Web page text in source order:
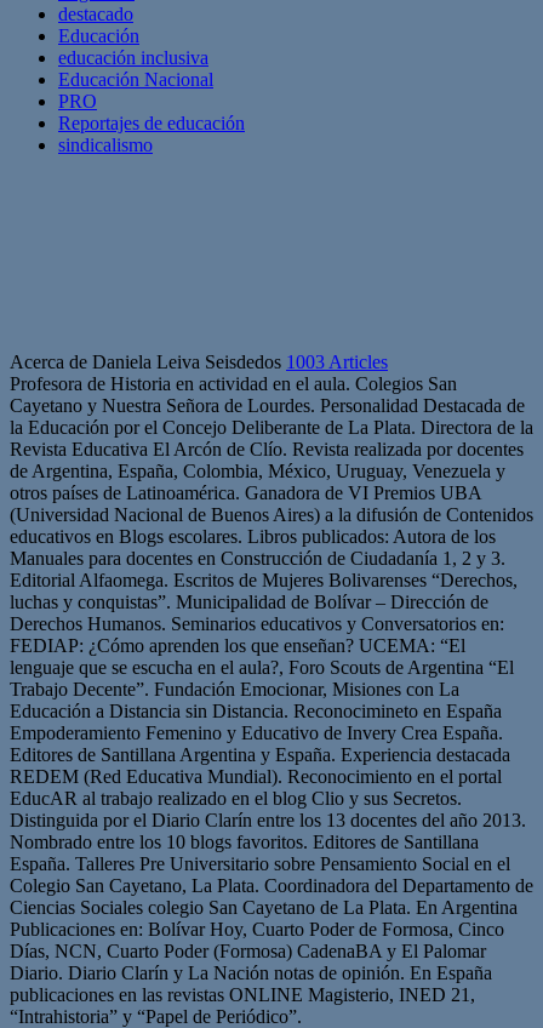
destacado
Educación
educación inclusiva
Educación Nacional
PRO
Reportajes de educación
sindicalismo
Acerca de Daniela Leiva Seisdedos 1003 Articles
Profesora de Historia en actividad en el aula. Colegios San
Cayetano y Nuestra Señora de Lourdes. Personalidad Destacada de
la Educación por el Concejo Deliberante de La Plata. Directora de la
Revista Educativa El Arcón de Clío. Revista realizada por docentes
de Argentina, España, Colombia, México, Uruguay, Venezuela y
otros países de Latinoamérica. Ganadora de VI Premios UBA
(Universidad Nacional de Buenos Aires) a la difusión de Contenidos
educativos en Blogs escolares. Libros publicados: Autora de los
Manuales para docentes en Construcción de Ciudadanía 1, 2 y 3.
Editorial Alfaomega. Escritos de Mujeres Bolivarenses “Derechos,
luchas y conquistas”. Municipalidad de Bolívar – Dirección de
Derechos Humanos. Seminarios educativos y Conversatorios en:
FEDIAP: ¿Cómo aprenden los que enseñan? UCEMA: “El
lenguaje que se escucha en el aula?, Foro Scouts de Argentina “El
Trabajo Decente”. Fundación Emocionar, Misiones con La
Educación a Distancia sin Distancia. Reconocimineto en España
Empoderamiento Femenino y Educativo de Invery Crea España.
Editores de Santillana Argentina y España. Experiencia destacada
REDEM (Red Educativa Mundial). Reconocimiento en el portal
EducAR al trabajo realizado en el blog Clio y sus Secretos.
Distinguida por el Diario Clarín entre los 13 docentes del año 2013.
Nombrado entre los 10 blogs favoritos. Editores de Santillana
España. Talleres Pre Universitario sobre Pensamiento Social en el
Colegio San Cayetano, La Plata. Coordinadora del Departamento de
Ciencias Sociales colegio San Cayetano de La Plata. En Argentina
Publicaciones en: Bolívar Hoy, Cuarto Poder de Formosa, Cinco
Días, NCN, Cuarto Poder (Formosa) CadenaBA y El Palomar
Diario. Diario Clarín y La Nación notas de opinión. En España
publicaciones en las revistas ONLINE Magisterio, INED 21,
“Intrahistoria” y “Papel de Periódico”.